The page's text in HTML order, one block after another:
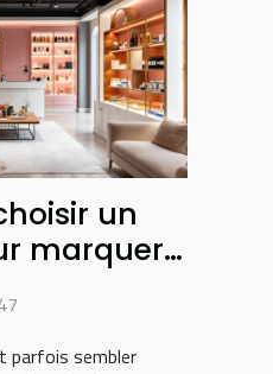
un
marquer
parfois sembler